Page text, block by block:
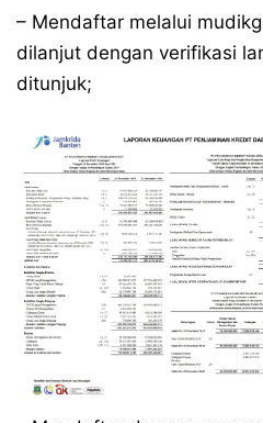
– Mendaftar melalui
dilanjut dengan verifikasi
ditunjuk;